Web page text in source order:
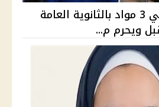
التعليم: الراسب في 3 مواد بالثانوية العامة
ويحرم م...